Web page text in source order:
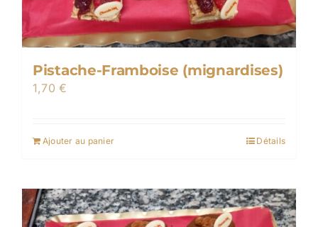
Pistache-Framboise (mignardises)
1,70€
Ajouter au panier Détails